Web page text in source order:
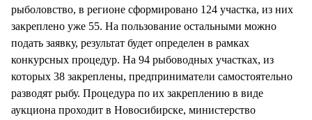
рыболовство, в регионе сформировано 124 участка, из них
закреплено уже 55. На пользование остальными можно
подать заявку, результат будет определен в рамках
конкурсных процедур. На 94 рыбоводных участках, из
которых 38 закреплены, предприниматели самостоятельно
разводят рыбу. Процедура по их закреплению в виде
аукциона проходит в Новосибирске, министерство